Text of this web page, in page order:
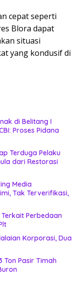
cepat seperti
Blora dapat
situasi
yang kondusif di
di Belitang I
Proses Pidana
Terduga Pelaku
dari Restorasi
Media
Tak Terverifikasi,
Perbedaan
Korporasi, Dua
Ton Pasir Timah